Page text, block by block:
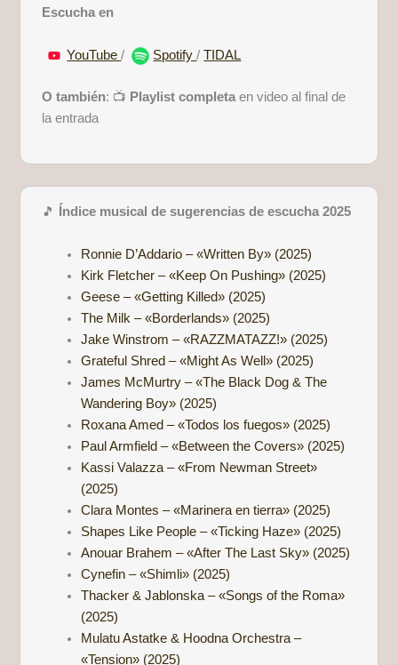
Escucha en
YouTube/ Spotify/TIDAL
O también: 📺 Playlist completa en video al final de
la entrada
🎵 Índice musical de sugerencias de escucha 2025
Ronnie D’Addario – «Written By» (2025)
Kirk Fletcher – «Keep On Pushing» (2025)
Geese – «Getting Killed» (2025)
The Milk – «Borderlands» (2025)
Jake Winstrom – «RAZZMATAZZ!» (2025)
Grateful Shred – «Might As Well» (2025)
James McMurtry – «The Black Dog & The
Wandering Boy» (2025)
Roxana Amed – «Todos los fuegos» (2025)
Paul Armfield – «Between the Covers» (2025)
Kassi Valazza – «From Newman Street»
(2025)
Clara Montes – «Marinera en tierra» (2025)
Shapes Like People – «Ticking Haze» (2025)
Anouar Brahem – «After The Last Sky» (2025)
Cynefin – «Shimli» (2025)
Thacker & Jablonska – «Songs of the Roma»
(2025)
Mulatu Astatke & Hoodna Orchestra –
«Tension» (2025)